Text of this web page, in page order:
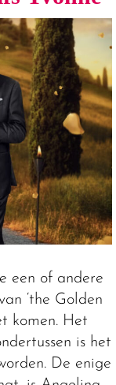
een of andere
‘the Golden
komen. Het
is het
De enige